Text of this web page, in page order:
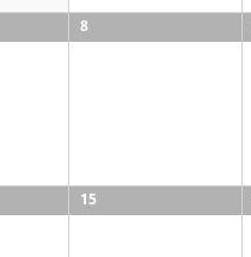
8
15